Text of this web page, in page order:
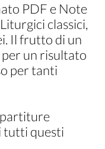
PDF e Note
classici,
Il frutto di un
un risultato
per tanti
partiture
tutti questi